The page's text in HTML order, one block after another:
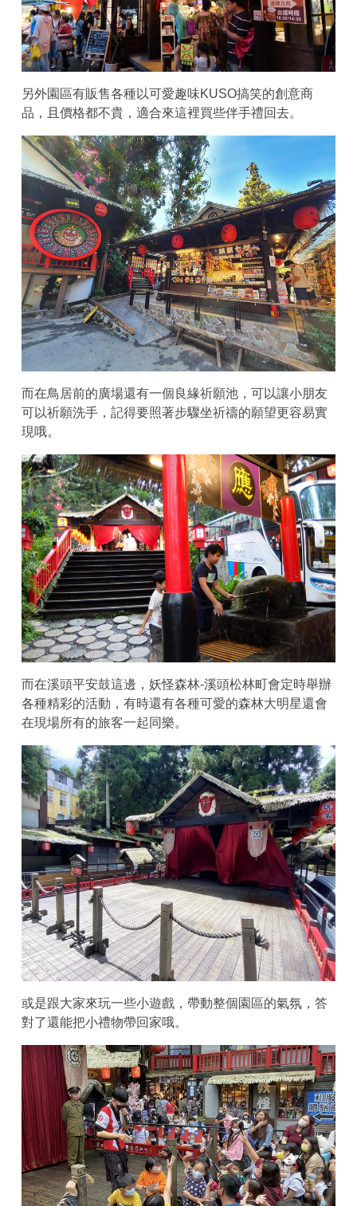
另外園區有販售各種以可愛趣味KUSO搞笑的創意商
品，且價格都不貴，適合來這裡買些伴手禮回去。
而在鳥居前的廣場還有一個良緣祈願池，可以讓小朋友
可以祈願洗手，記得要照著步驟坐祈禱的願望更容易實
現哦。
而在溪頭平安鼓這邊，妖怪森林-溪頭松林町會定時舉辦
各種精彩的活動，有時還有各種可愛的森林大明星還會
在現場所有的旅客一起同樂。
或是跟大家來玩一些小遊戲，帶動整個園區的氣氛，答
對了還能把小禮物帶回家哦。